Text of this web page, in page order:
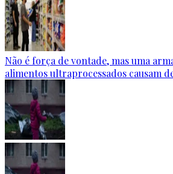
Não é força de vontade, mas uma
alimentos ultraprocessados causam